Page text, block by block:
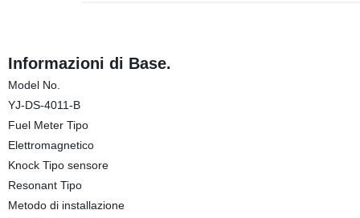
Informazioni di Base.
Model No.
YJ-DS-4011-B
Fuel Meter Tipo
Elettromagnetico
Knock Tipo sensore
Resonant Tipo
Metodo di installazione